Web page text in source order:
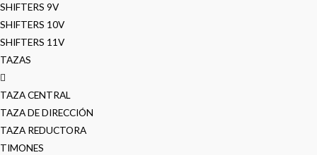
SHIFTERS 9V
SHIFTERS 10V
SHIFTERS 11V
TAZAS
TAZA CENTRAL
TAZA DE DIRECCIÓN
TAZA REDUCTORA
TIMONES